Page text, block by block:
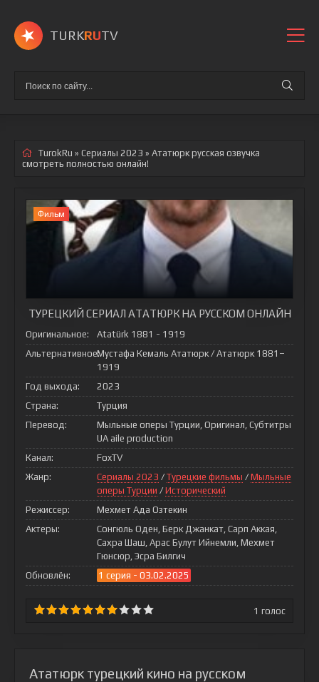
TURKRUTV
TurokRu » Сериалы 2023 » Ататюркрусская озвучка
смотреть полностью онлайн!
Фильм
ТУРЕЦКИЙ СЕРИАЛ АТАТЮРК НА РУССКОМ ОНЛАЙН
Оригинальное:
Atatürk 1881 - 1919
Альтернативное:Мустафа Кемаль Ататюрк / Ататюрк 1881–
1919
Год выхода:
2023
Страна:
Турция
Перевод:
Мыльные оперы Турции, Оригинал, Субтитры
UA aile production
Канал:
FoxTV
Жанр:
Сериалы 2023 / Турецкие фильмы / Мыльные
оперы Турции / Исторический
Режиссер:
Мехмет Ада Озтекин
Актеры:
Сонгюль Оден, Берк Джанкат, Сарп Аккая,
Сахра Шаш, Арас Булут Ийнемли, Мехмет
Гюнсюр, Эсра Билгич
Обновлён:
1 серия - 03.02.2025
1 голос
Ататюрк турецкий кино на русском